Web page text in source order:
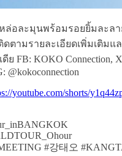
ล่อละมุนพร้อมรอยยิ้มละลา
ตามรายละเอียดเพิ่มเติมแ
ย FB: KOKO Connection,
@kokoconnection
youtube.com/shorts/
#강태오